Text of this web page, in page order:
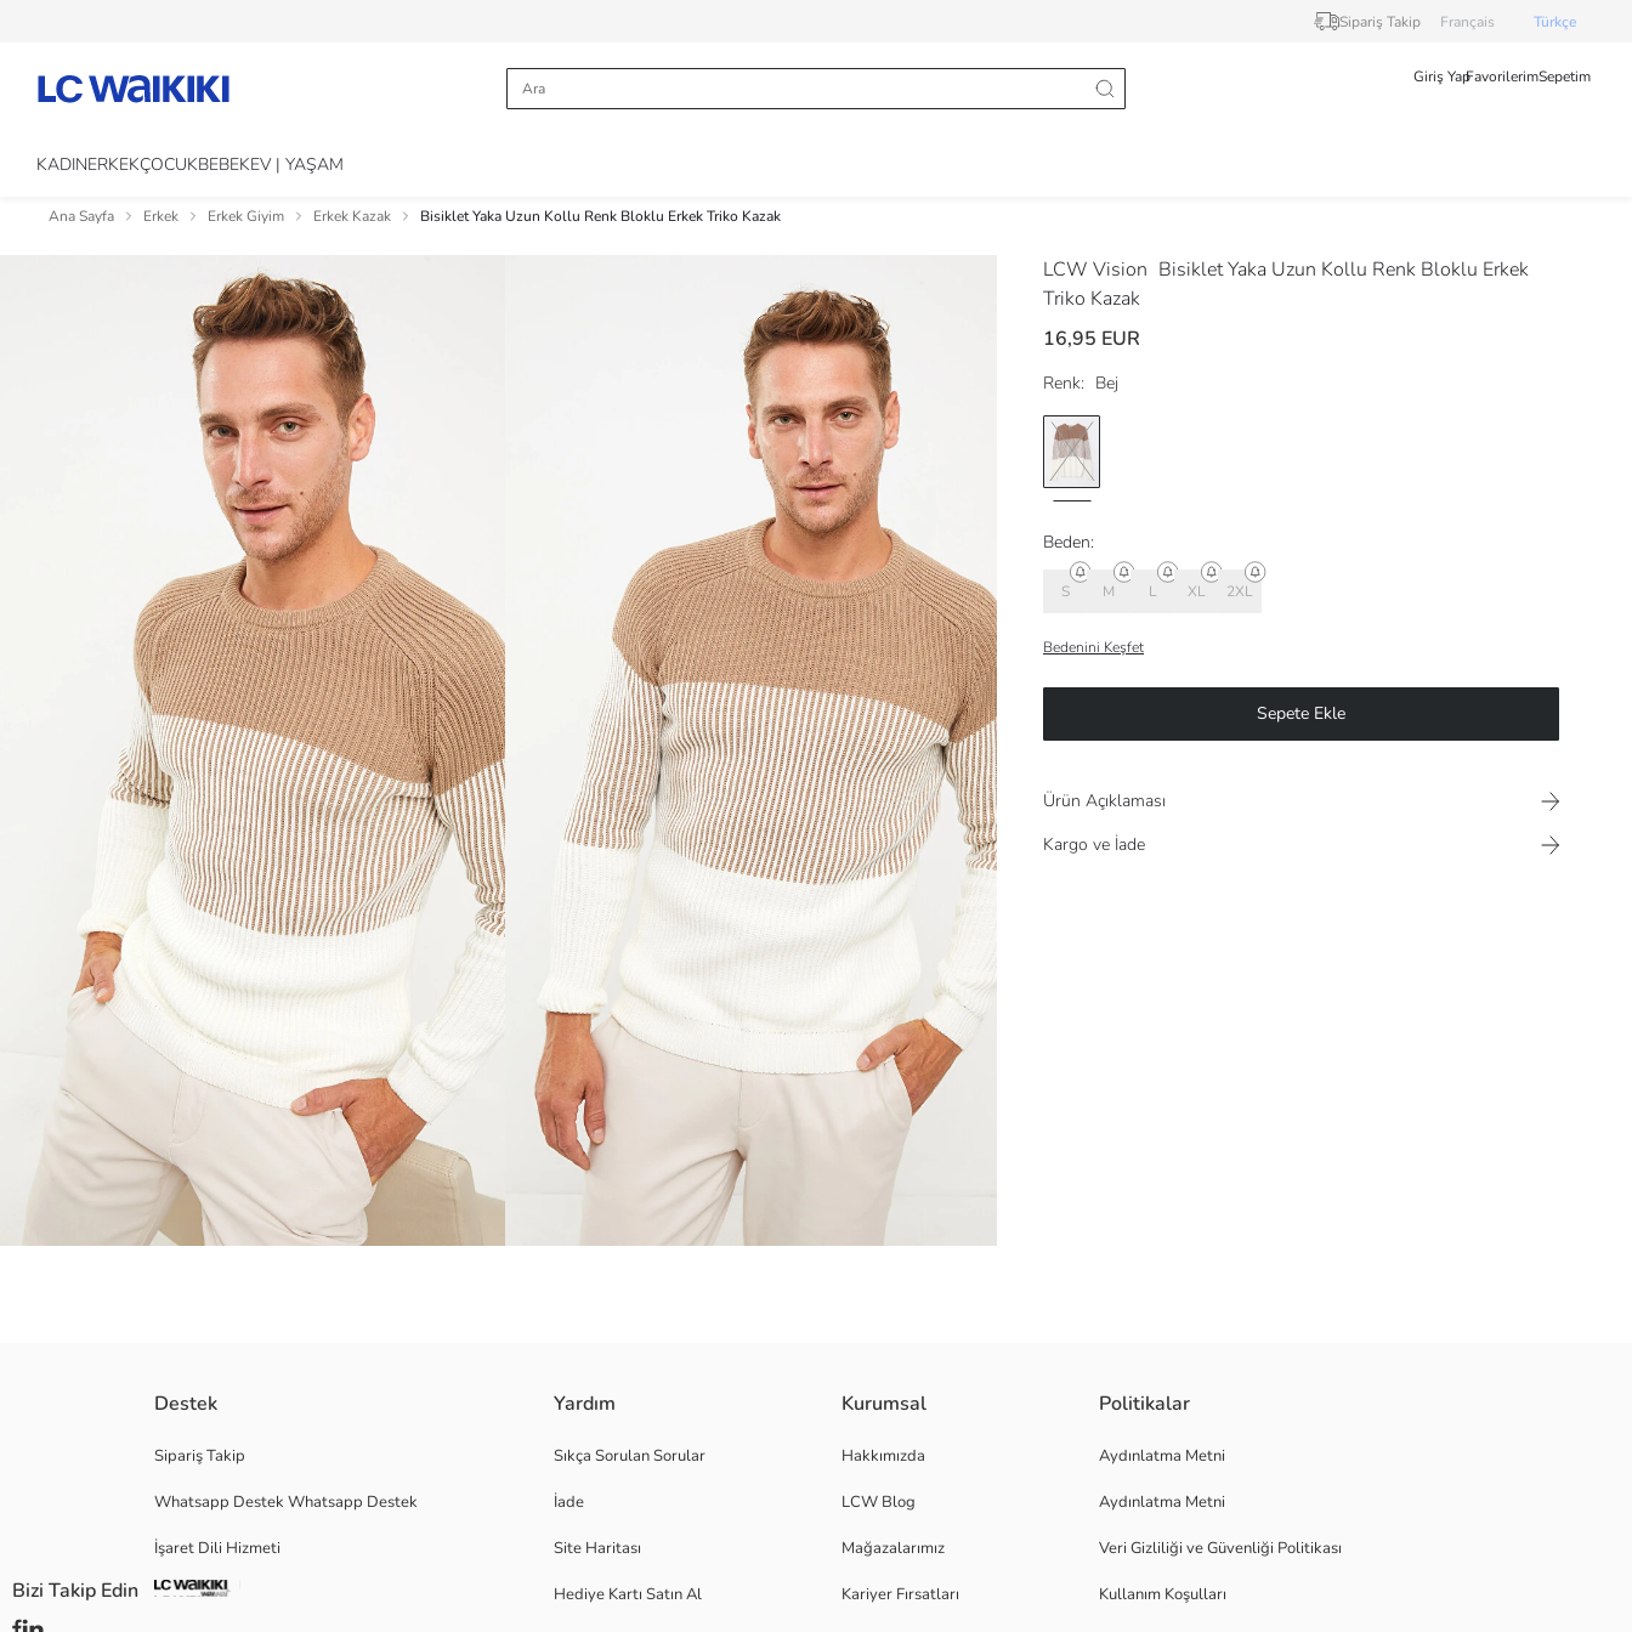
Sipariş Takip Français Türkçe
Giriş YapFavorilerimSepetim
KADINERKEKÇOCUKBEBEKEV | YAŞAM
Ana Sayfa Erkek Erkek Giyim Erkek Kazak Bisiklet Yaka Uzun Kollu Renk Bloklu Erkek Triko Kazak
LCW Vision Bisiklet Yaka Uzun Kollu Renk Bloklu Erkek
Triko Kazak
16,95 EUR
Renk: Bej
Beden:
S M L XL 2XL
Bedenini Keşfet
Sepete Ekle
Ürün Açıklaması
Kargo ve İade
Bilekleri ve alt kısmı ribanalı
Marka:
Cinsiyet:
Destek
Sipariş Takip
Whatsapp Destek Whatsapp Destek
İşaret Dili Hizmeti
Yardım
Sıkça Sorulan Sorular
İade
Site Haritası
Hediye Kartı Satın Al
Kurumsal
Hakkımızda
LCW Blog
Mağazalarımız
Kariyer Fırsatları
Politikalar
Aydınlatma Metni
Aydınlatma Metni
Veri Gizliliği ve Güvenliği Politikası
Kullanım Koşulları
Bizi Takip Edin